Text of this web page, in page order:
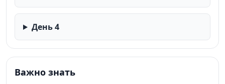
День 4
Важно знать